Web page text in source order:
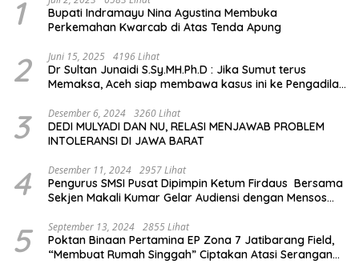
1
Bupati Indramayu Nina Agustina Membuka
Perkemahan Kwarcab di Atas Tenda Apung
2 Juni 15, 2025 4196 Lihat
Dr Sultan Junaidi S.Sy.MH.Ph.D : Jika Sumut terus
Memaksa, Aceh siap membawa kasus ini ke Pengadilan
3 Desember 6, 2024 3260 Lihat
DEDI MULYADI DAN NU, RELASI MENJAWAB PROBLEM
INTOLERANSI DI JAWA BARAT
4 Desember 11, 2024 2957 Lihat
Pengurus SMSI Pusat Dipimpin Ketum Firdaus Bersama
Sekjen Makali Kumar Gelar Audiensi dengan Mensos
5 September 13, 2024 2855 Lihat
Poktan Binaan Pertamina EP Zona 7 Jatibarang Field,
“Membuat Rumah Singgah” Ciptakan Atasi Serangan